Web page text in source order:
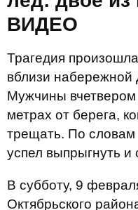
ВИДЕО
Трагедия
вблизи набережной
Мужчины вчетвером
метрах от берега,
трещать. По словам
успел выпрыгнуть и
В субботу, 9
Октябрьского